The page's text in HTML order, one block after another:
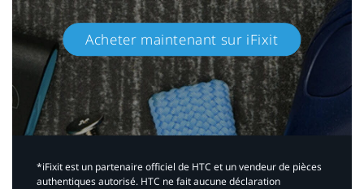
Acheter maintenant sur iFixit​
*iFixit est un partenaire officiel de HTC et un vendeur de pièces
authentiques autorisé. HTC ne fait aucune déclaration